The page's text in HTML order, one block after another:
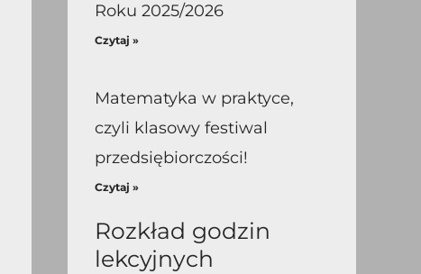
Roku 2025/2026
Czytaj »
Matematyka w praktyce,
czyli klasowy festiwal
przedsiębiorczości!
Czytaj »
Rozkład godzin
lekcyjnych